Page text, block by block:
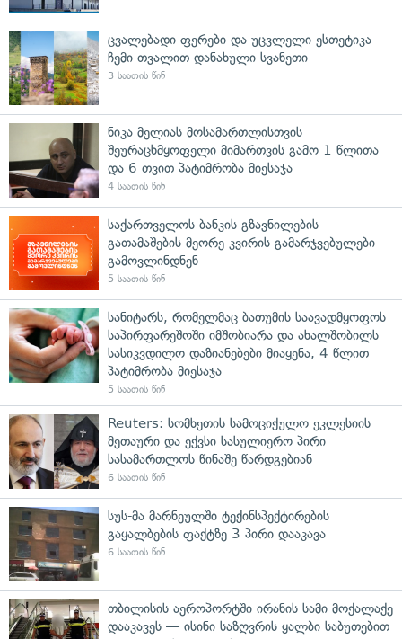
ცვალებადი ფერები და უცვლელი ესთეტიკა —
ჩემი თვალით დანახული სვანეთი
3 საათის წინ
ნიკა მელიას მოსამართლისთვის
შეურაცხმყოფელი მიმართვის გამო 1 წლითა
და 6 თვით პატიმრობა მიესაჯა
4 საათის წინ
საქართველოს ბანკის გზავნილების
გათამაშების მეორე კვირის გამარჯვებულები
გამოვლინდნენ
5 საათის წინ
სანიტარს, რომელმაც ბათუმის საავადმყოფოს
საპირფარეშოში იმშობიარა და ახალშობილს
სასიკვდილო დაზიანებები მიაყენა, 4 წლით
პატიმრობა მიესაჯა
5 საათის წინ
Reuters: სომხეთის სამოციქულო ეკლესიის
მეთაური და ექვსი სასულიერო პირი
სასამართლოს წინაშე წარდგებიან
6 საათის წინ
სუს-მა მარნეულში ტექინსპექტირების
გაყალბების ფაქტზე 3 პირი დააკავა
6 საათის წინ
თბილისის აეროპორტში ირანის სამი მოქალაქე
დააკავეს — ისინი საზღვრის ყალბი საბუთებით